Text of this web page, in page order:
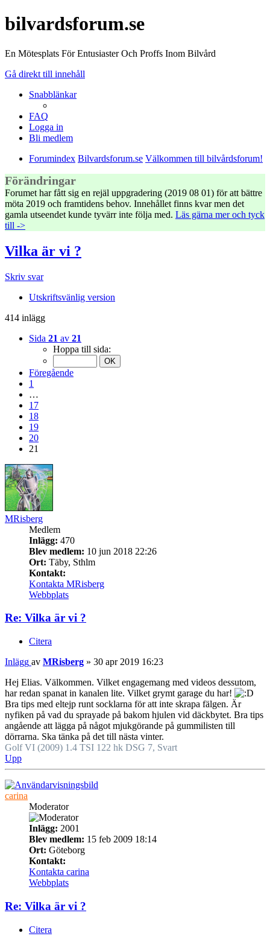
bilvardsforum.se
En Mötesplats För Entusiaster Och Proffs Inom Bilvård
Gå direkt till innehåll
Snabblänkar
FAQ
Logga in
Bli medlem
Forumindex Bilvardsforum.se Välkommen till bilvårdsforum!
Förändringar
Forumet har fått sig en rejäl uppgradering (2019 08 01) för att bättre
möta 2019 och framtidens behov. Innehållet finns kvar men det
gamla utseendet kunde tyvärr inte följa med. Läs gärna mer och tyck
till ->
Vilka är vi ?
Skriv svar
Utskriftsvänlig version
414 inlägg
Sida 21 av 21
Hoppa till sida:
Föregående
1
…
17
18
19
20
21
MRisberg
Medlem
Inlägg: 470
Blev medlem: 10 jun 2018 22:26
Ort: Täby, Sthlm
Kontakt:
Kontakta MRisberg
Webbplats
Re: Vilka är vi ?
Citera
Inlägg av MRisberg » 30 apr 2019 16:23
Hej Elias. Välkommen. Vilket engagemang med videos dessutom,
har redan spanat in kanalen lite. Vilket grymt garage du har!
Bra tips med eltejp runt socklarna för att inte skrapa fälgen. Är
nyfiken på vad du sprayade på bakom hjulen vid däckbytet. Bra tips
angående att lägga på något mjukgörande på gummilisten till
dörrarna. Ska tänka på det till nästa vinter.
Golf VI (2009) 1.4 TSI 122 hk DSG 7, Svart
Upp
carina
Moderator
Inlägg: 2001
Blev medlem: 15 feb 2009 18:14
Ort: Göteborg
Kontakt:
Kontakta carina
Webbplats
Re: Vilka är vi ?
Citera